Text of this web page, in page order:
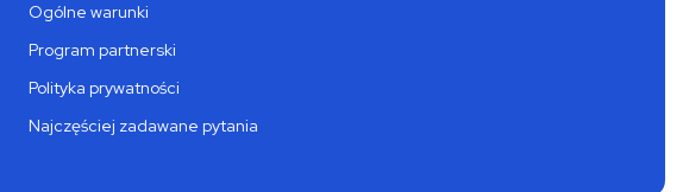
Ogólne warunki
Program partnerski
Polityka prywatności
Najczęściej zadawane pytania